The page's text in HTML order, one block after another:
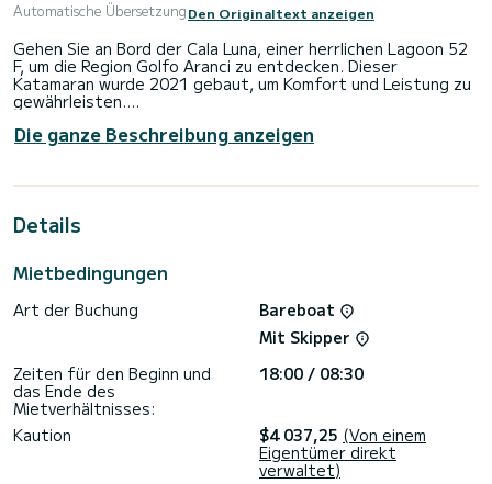
Automatische ÜbersetzungDen Originaltext anzeigen
Gehen Sie an Bord der Cala Luna, einer herrlichen Lagoon 52
F, um die Region Golfo Aranci zu entdecken. Dieser
Katamaran wurde 2021 gebaut, um Komfort und Leistung zu
gewährleisten.
Das Boot verfügt über 7 komfortable Kabinen und eine
Bootskapazität von 13 Personen. Mit einer Gesamtlänge von
außergewöhnlichen Urlaub auf dem Wasser in der Umgebung
Lautsprecher, Heckdusche, Klimaanlage Konditionierung.
Buchungsanfragen und Angebote werden direkt von
SamBoat verwaltet. Über die Plattform erhalten Sie die
Die ganze Beschreibung anzeigen
Details
Mietbedingungen
Art der Buchung
Bareboat
Mit Skipper
Zeiten für den Beginn und
das Ende des
Mietverhältnisses:
18:00 / 08:30
Kaution $4 037,25 (Von einem
Eigentümer direkt
verwaltet)